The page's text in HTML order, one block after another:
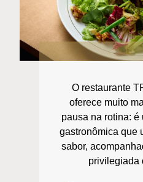
O restaurante
oferece muito
pausa na rotina:
gastronômica que
sabor,
privilegiada